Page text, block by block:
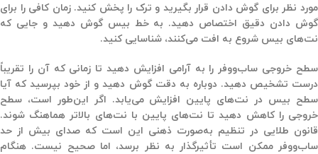
مورد نظر برای گوش دادن قرار بگیرید و ترک را پخش کنید. زمان کافی را برای
گوش دادن دقیق اختصاص دهید. به خط بیس گوش دهید و جایی که
نت‌های بیس شروع به افت می‌کنند، شناسایی کنید.
سطح خروجی ساب‌ووفر را به آرامی افزایش دهید تا زمانی که آن را تقریباً
درست تشخیص دهید. دوباره به دقت گوش دهید و از خود بپرسید که آیا
سطح بیس در نت‌های پایین افزایش می‌یابد. اگر این‌طور است، سطح
خروجی را کاهش دهید تا نت‌های پایین با نت‌های بالاتر هماهنگ شوند.
قانون طلایی در تنظیم به‌صورت ذهنی این است که صدای بیش از حد
ساب‌ووفر ممکن است تأثیرگذار به نظر برسد، اما صحیح نیست. هنگام